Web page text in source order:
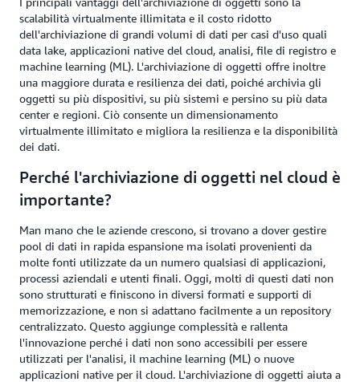
scalabilità virtualmente illimitata e il costo ridotto
dell'archiviazione di grandi volumi di dati per casi d'uso quali
data lake, applicazioni native del cloud, analisi, file di registro e
machine learning (ML). L'archiviazione di oggetti offre inoltre
una maggiore durata e resilienza dei dati, poiché archivia gli
oggetti su più dispositivi, su più sistemi e persino su più data
center e regioni. Ciò consente un dimensionamento
virtualmente illimitato e migliora la resilienza e la disponibilità
dei dati.
Perché l'archiviazione di oggetti nel cloud è
importante?
Man mano che le aziende crescono, si trovano a dover gestire
pool di dati in rapida espansione ma isolati provenienti da
molte fonti utilizzate da un numero qualsiasi di applicazioni,
processi aziendali e utenti finali. Oggi, molti di questi dati non
sono strutturati e finiscono in diversi formati e supporti di
memorizzazione, e non si adattano facilmente a un repository
centralizzato. Questo aggiunge complessità e rallenta
l'innovazione perché i dati non sono accessibili per essere
utilizzati per l'analisi, il machine learning (ML) o nuove
applicazioni native per il cloud. L'archiviazione di oggetti aiuta a